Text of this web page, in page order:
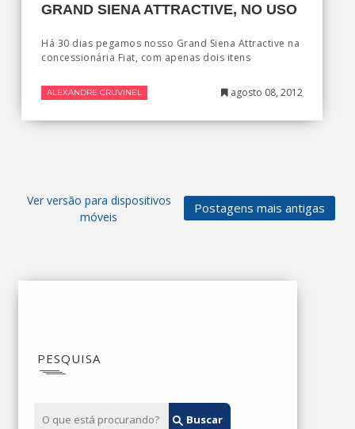
GRAND SIENA ATTRACTIVE, NO USO
Há 30 dias pegamos nosso Grand Siena Attractive na
concessionária Fiat, com apenas dois itens
ALEXANDRE CRUVINEL agosto 08, 2012
Postagens mais antigas
Ver versão para dispositivos
móveis
PESQUISA